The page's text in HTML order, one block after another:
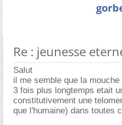
Re : jeunesse
Salut
il me semble que la
3 fois plus longtemps etait
constitutivement une
que l'humaine) dans toutes